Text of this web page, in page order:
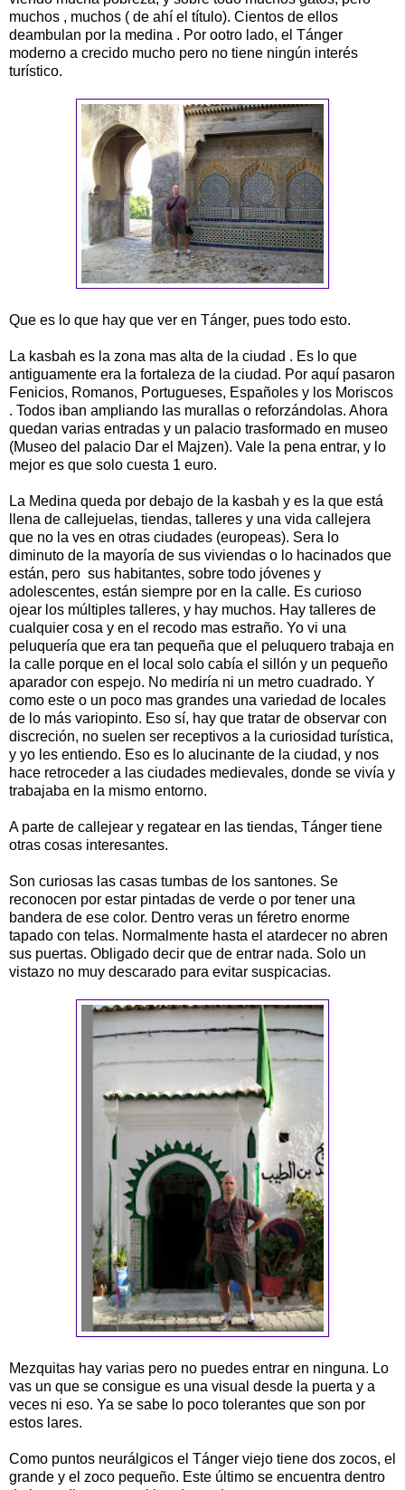
muchos , muchos ( de ahí el título). Cientos de ellos
deambulan por la medina . Por ootro lado, el Tánger
moderno a crecido mucho pero no tiene ningún interés
turístico.
Que es lo que hay que ver en Tánger, pues todo esto.
La kasbah es la zona mas alta de la ciudad . Es lo que
antiguamente era la fortaleza de la ciudad. Por aquí pasaron
Fenicios, Romanos, Portugueses, Españoles y los Moriscos
. Todos iban ampliando las murallas o reforzándolas. Ahora
quedan varias entradas y un palacio trasformado en museo
(Museo del palacio Dar el Majzen). Vale la pena entrar, y lo
mejor es que solo cuesta 1 euro.
La Medina queda por debajo de la kasbah y es la que está
llena de callejuelas, tiendas, talleres y una vida callejera
que no la ves en otras ciudades (europeas). Sera lo
diminuto de la mayoría de sus viviendas o lo hacinados que
están, pero sus habitantes, sobre todo jóvenes y
adolescentes, están siempre por en la calle. Es curioso
ojear los múltiples talleres, y hay muchos. Hay talleres de
cualquier cosa y en el recodo mas estraño. Yo vi una
peluquería que era tan pequeña que el peluquero trabaja en
la calle porque en el local solo cabía el sillón y un pequeño
aparador con espejo. No mediría ni un metro cuadrado. Y
como este o un poco mas grandes una variedad de locales
de lo más variopinto. Eso sí, hay que tratar de observar con
discreción, no suelen ser receptivos a la curiosidad turística,
y yo les entiendo. Eso es lo alucinante de la ciudad, y nos
hace retroceder a las ciudades medievales, donde se vivía y
trabajaba en la mismo entorno.
A parte de callejear y regatear en las tiendas, Tánger tiene
otras cosas interesantes.
Son curiosas las casas tumbas de los santones. Se
reconocen por estar pintadas de verde o por tener una
bandera de ese color. Dentro veras un féretro enorme
tapado con telas. Normalmente hasta el atardecer no abren
sus puertas. Obligado decir que de entrar nada. Solo un
vistazo no muy descarado para evitar suspicacias.
Mezquitas hay varias pero no puedes entrar en ninguna. Lo
vas un que se consigue es una visual desde la puerta y a
veces ni eso. Ya se sabe lo poco tolerantes que son por
estos lares.
Como puntos neurálgicos el Tánger viejo tiene dos zocos, el
grande y el zoco pequeño. Este último se encuentra dentro